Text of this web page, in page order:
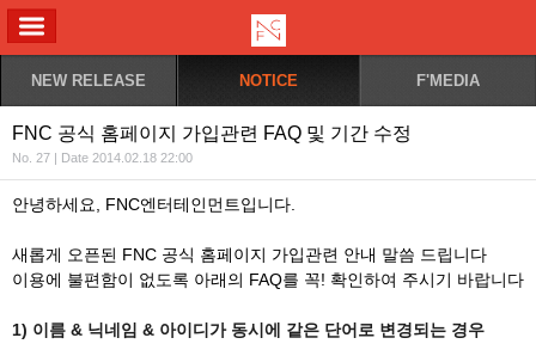
NEW RELEASE NOTICE F'MEDIA
FNC 공식 홈페이지 가입관련 FAQ 및 기간 수정
No. 27 | Date 2014.02.18 22:00
안녕하세요, FNC엔터테인먼트입니다.
새롭게 오픈된 FNC 공식 홈페이지 가입관련 안내 말씀 드립니다
이용에 불편함이 없도록 아래의 FAQ를 꼭! 확인하여 주시기 바랍니다
1) 이름 & 닉네임 & 아이디가 동시에 같은 단어로 변경되는 경우